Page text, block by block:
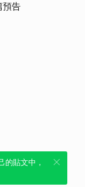
預告
布貼
的貼文中，